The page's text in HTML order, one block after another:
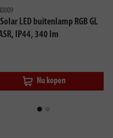
LED buitenlamp RGB GL
IP44, 340 lm
Nu kopen